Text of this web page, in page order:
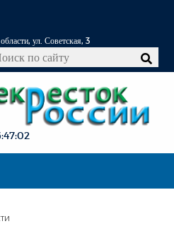
ул. Советская, 3